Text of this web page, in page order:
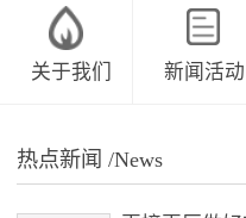
关于我们 新闻活动
热点新闻 /News